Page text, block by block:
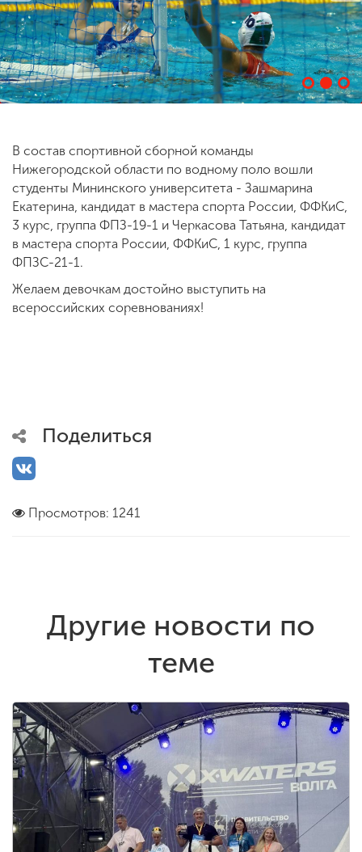
ENG SPN CHI
комиссия
+7 (831) 262-26-20
В состав спортивной сборной команды
Нижегородской области по водному поло вошли
студенты Мининского университета - Зашмарина
Екатерина, кандидат в мастера спорта России, ФФКиС,
3 курс, группа ФПЗ-19-1 и Черкасова Татьяна, кандидат
в мастера спорта России, ФФКиС, 1 курс, группа
ФПЗС-21-1.
Желаем девочкам достойно выступить на
всероссийских соревнованиях!
Поделиться
Просмотров: 1241
Другие новости по
теме